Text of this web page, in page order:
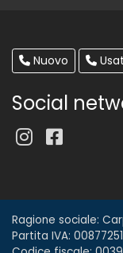
Nuovo
Social
Ragione sociale:
Partita IVA: